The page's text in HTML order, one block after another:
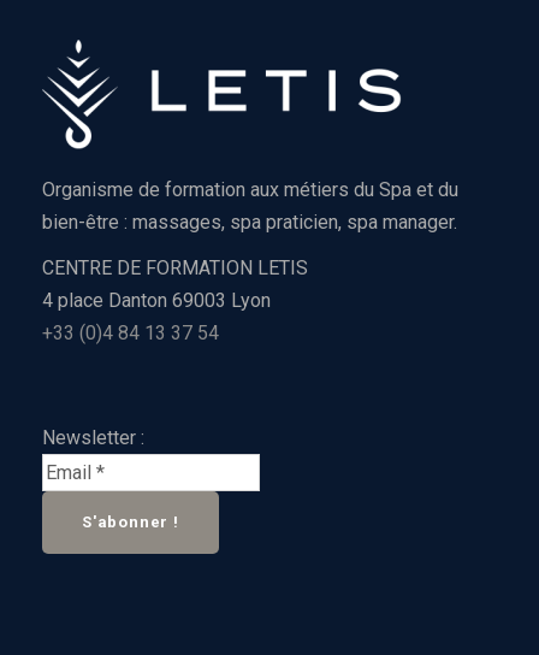
Organisme de formation aux métiers du Spa et du
bien-être : massages, spa praticien, spa manager.
CENTRE DE FORMATION LETIS
4 place Danton 69003 Lyon
+33 (0)4 84 13 37 54
Newsletter :